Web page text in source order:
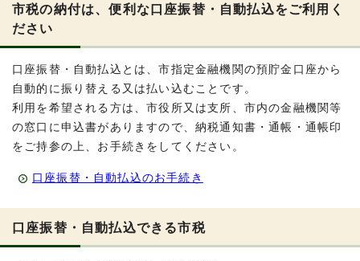
市税の納付は、便利な口座振替・自動払込をご利用く
ださい
口座振替・自動払込とは、市指定金融機関の預貯金口座から
自動的に振り替える又は払い込むことです。
利用を希望される方は、市役所又は支所、市内の金融機関等
の窓口に申込書がありますので、納税通知書・通帳・通帳印
をご持参の上、お手続きをしてください。
口座振替・自動払込のお手続き
口座振替・自動払込できる市税